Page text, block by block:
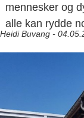
mennesker og
alle kan rydde
Heidi Buvang -